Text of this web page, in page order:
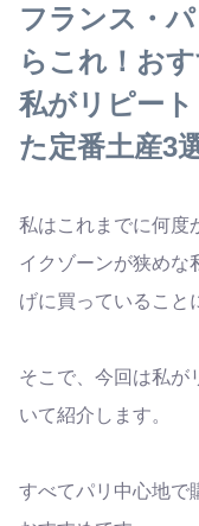
フランス・
らこれ！お
私がリピー
た定番土産3
私はこれまでに何度
イクゾーンが狭めな
げに買っていること
そこで、今回は私が
いて紹介します。
すべてパリ中心地で